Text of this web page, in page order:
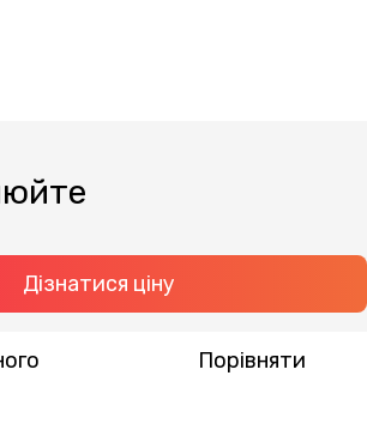
Дізнатися ціну
Порівняти